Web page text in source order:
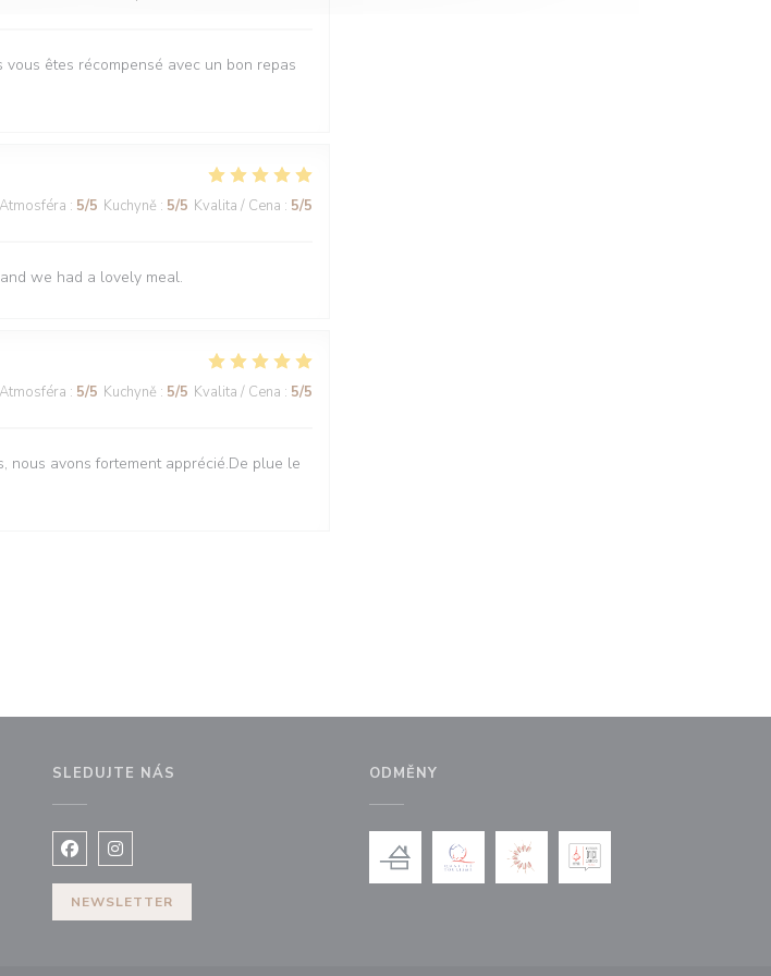
êtes récompensé avec un bon repas
Atmosféra : 5/5 Kuchyně : 5/5 Kvalita / Cena : 5/5
we had a lovely meal.
Atmosféra : 5/5 Kuchyně : 5/5 Kvalita / Cena : 5/5
nous avons fortement apprécié.De plue le
SLEDUJTE NÁS
Facebook ((otevře se v novém okně))
Instagram ((otevře se v novém okně))
NEWSLETTER
ODMĚNY